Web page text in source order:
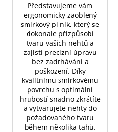
Představujeme vám
ergonomicky zaoblený
smirkový pilník, který se
dokonale přizpůsobí
tvaru vašich nehtů a
zajistí precizní úpravu
bez zadrhávání a
poškození. Díky
kvalitnímu smirkovému
povrchu s optimální
hrubostí snadno zkrátíte
a vytvarujete nehty do
požadovaného tvaru
během několika tahů.